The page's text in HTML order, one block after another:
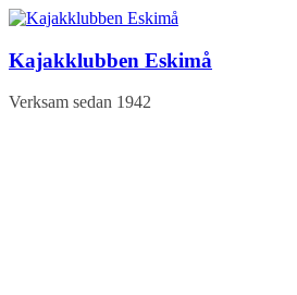
Hoppa
innehåll
Kajakklubben Eskimå
Verksam sedan 1942